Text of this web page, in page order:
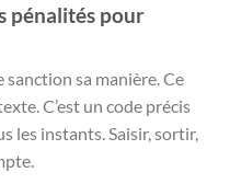
pénalités pour
sanction sa manière. Ce
C’est un code précis
les instants. Saisir, sortir,